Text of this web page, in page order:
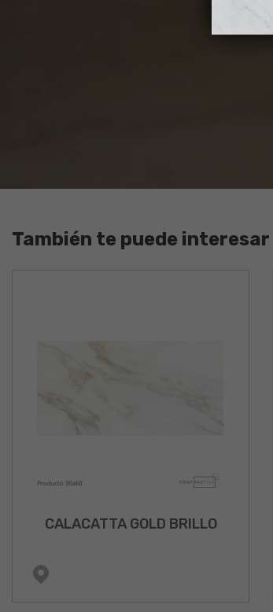
También te puede interesar
CALACATTA GOLD BRILLO